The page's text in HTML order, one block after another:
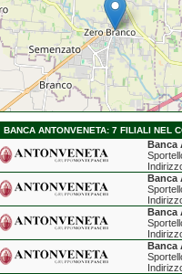
BANCA ANTONVENETA: 7 FILIALI NEL
Banca
Banca
Banca
Banca